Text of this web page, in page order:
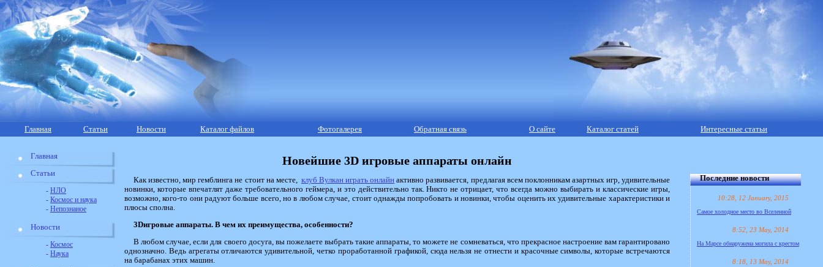
Главная Статьи Новости Каталог файлов Фотогалерея Обратная связь О сайте Каталог статей Интересные статьи
Главная
Статьи
- НЛО
- Космос и наука
- Непознаное
Новости
- Космос
- Наука
Новейшие 3D игровые аппараты онлайн
Как известно, мир гемблинга не стоит на месте, клуб Вулкан играть онлайн активно развивается, предлагая всем поклонникам азартных игр, удивительные
новинки, которые впечатлят даже требовательного геймера, и это действительно так. Никто не отрицает, что всегда можно выбирать и классические игры,
возможно, кого-то они радуют больше всего, но в любом случае, стоит однажды попробовать и новинки, чтобы оценить их удивительные характеристики и
плюсы сполна.
3Dигровые аппараты. В чем их преимущества, особенности?
В любом случае, если для своего досуга, вы пожелаете выбрать такие аппараты, то можете не сомневаться, что прекрасное настроение вам гарантировано
однозначно. Ведь агрегаты отличаются удивительной, четко проработанной графикой, сюда нельзя не отнести и красочные символы, которые встречаются
на барабанах этих машин.
Последние новости
10:28, 12 January, 2015
Самое холодное место во Вселенной
8:52, 23 May, 2014
На Марсе обнаружена могила с крестом
8:18, 13 May, 2014